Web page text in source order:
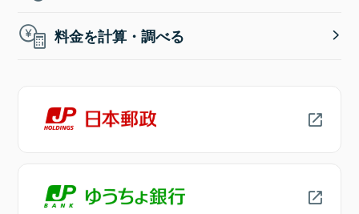
料金を計算・調べる